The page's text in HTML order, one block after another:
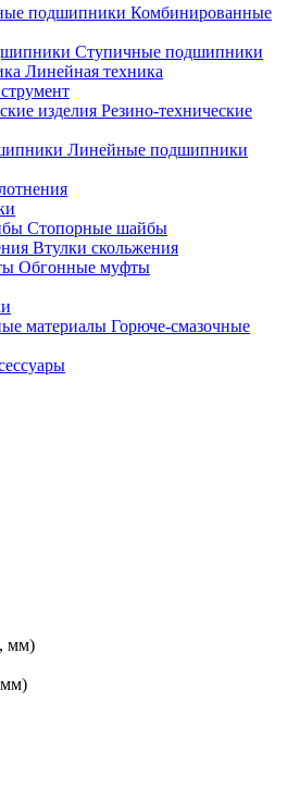
Комбинированные
Ступичные подшипники
Линейная техника
Резино-технические
Линейные подшипники
Стопорные шайбы
Втулки скольжения
Обгонные муфты
Горюче-смазочные
мм)